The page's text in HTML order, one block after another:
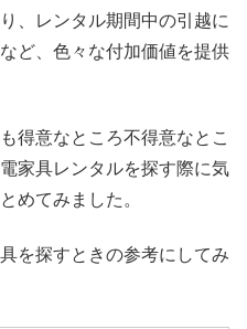
、レンタル期間中の引越に
ど、色々な付加価値を提供
得意なところ不得意なとこ
家具レンタルを探す際に気
めてみました。
を探すときの参考にしてみ